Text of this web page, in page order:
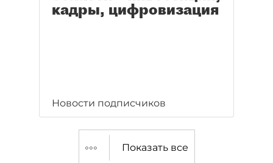
кадры, цифровизация
Новости подписчиков
Показать все